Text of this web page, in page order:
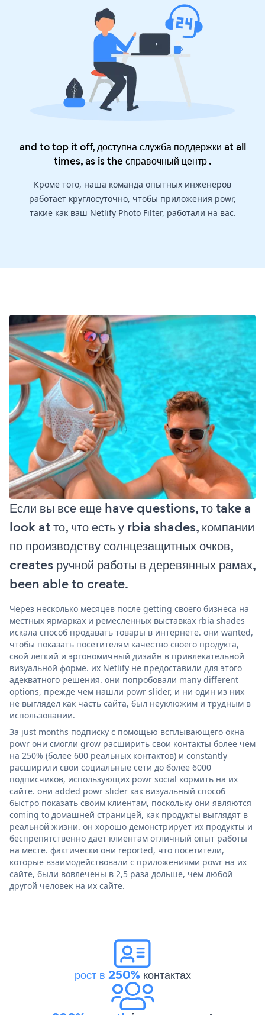
and to top it off, доступна служба поддержки at all
times, as is theсправочный центр.
Кроме того, наша команда опытных инженеров
работает круглосуточно, чтобы приложения powr,
такие как ваш Netlify Photo Filter, работали на вас.
Если вы все еще have questions, то take a
look at то, что есть у rbia shades, компании
по производству солнцезащитных очков,
creates ручной работы в деревянных рамах,
been able to create.
Через несколько месяцев после getting своего бизнеса на
местных ярмарках и ремесленных выставках rbia shades
искала способ продавать товары в интернете. они wanted,
чтобы показать посетителям качество своего продукта,
свой легкий и эргономичный дизайн в привлекательной
визуальной форме. их Netlify не предоставили для этого
адекватного решения. они попробовали many different
options, прежде чем нашли powr slider, и ни один из них
не выглядел как часть сайта, был неуклюжим и трудным в
использовании.
За just months подписку с помощью всплывающего окна
powr они смогли grow расширить свои контакты более чем
на 250% (более 600 реальных контактов) и constantly
расширили свои социальные сети до более 6000
подписчиков, использующих powr social кормить на их
сайте. они added powr slider как визуальный способ
быстро показать своим клиентам, поскольку они являются
coming to домашней страницей, как продукты выглядят в
реальной жизни. он хорошо демонстрирует их продукты и
беспрепятственно дает клиентам отличный опыт работы
на месте. фактически они reported, что посетители,
которые взаимодействовали с приложениями powr на их
сайте, были вовлечены в 2,5 раза дольше, чем любой
другой человек на их сайте.
рост в 250%контактах